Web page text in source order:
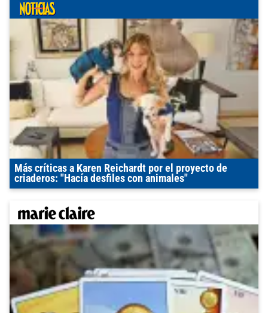
Más críticas a Karen Reichardt por el proyecto de
criaderos: "Hacía desfiles con animales"